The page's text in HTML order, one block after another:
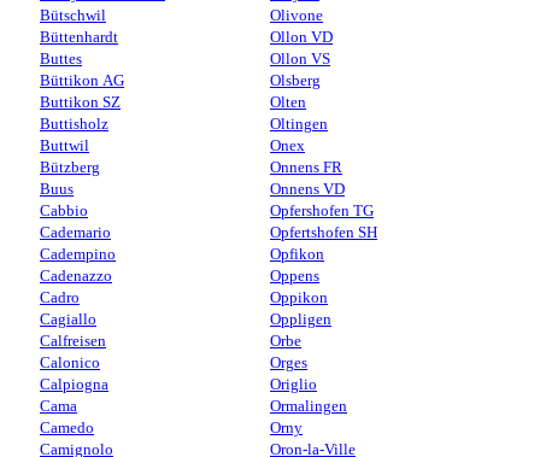
Bütschwil
Büttenhardt
Buttes
Büttikon AG
Buttikon SZ
Buttisholz
Buttwil
Bützberg
Buus
Cabbio
Cademario
Cadempino
Cadenazzo
Cadro
Cagiallo
Calfreisen
Calonico
Calpiogna
Cama
Camedo
Camignolo
Olivone
Ollon VD
Ollon VS
Olsberg
Olten
Oltingen
Onex
Onnens FR
Onnens VD
Opfershofen TG
Opfertshofen SH
Opfikon
Oppens
Oppikon
Oppligen
Orbe
Orges
Origlio
Ormalingen
Orny
Oron-la-Ville